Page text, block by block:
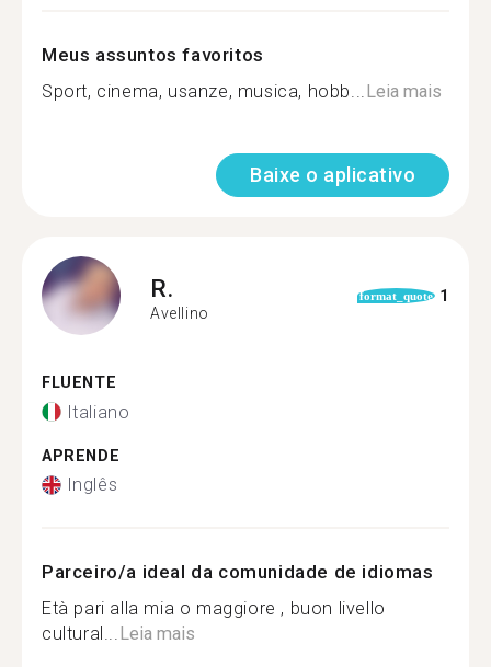
Meus assuntos favoritos
Sport, cinema, usanze, musica, hobb...Leia mais
Baixe o aplicativo
R.
Avellino
format_quote 1
FLUENTE
Italiano
APRENDE
Inglês
Parceiro/a ideal da comunidade de idiomas
Età pari alla mia o maggiore , buon livello
cultural...Leia mais